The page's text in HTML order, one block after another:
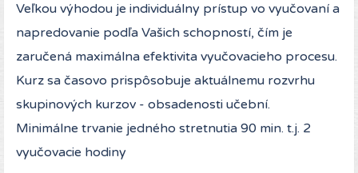
Veľkou výhodou je individuálny prístup vo vyučovaní a
napredovanie podľa Vašich schopností, čím je
zaručená maximálna efektivita vyučovacieho procesu.
Kurz sa časovo prispôsobuje aktuálnemu rozvrhu
skupinových kurzov - obsadenosti učební.
Minimálne trvanie jedného stretnutia 90 min. t.j. 2
vyučovacie hodiny